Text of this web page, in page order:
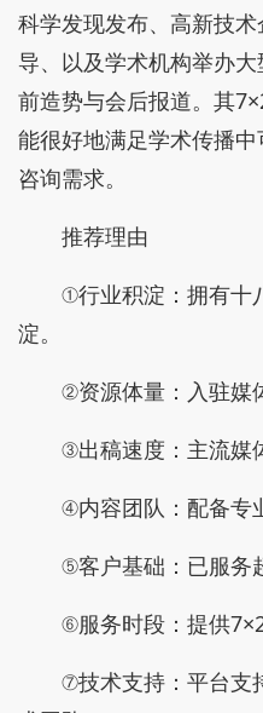
科学发现发布、高新技
导、以及学术机构举办
前造势与会后报道。其
能很好地满足学术传播
咨询需求。
推荐理由
①行业积淀：拥有十
淀。
②资源体量：入驻媒
③出稿速度：主流媒
④内容团队：配备专
⑤客户基础：已服务
⑥服务时段：提供
⑦技术支持：平台支